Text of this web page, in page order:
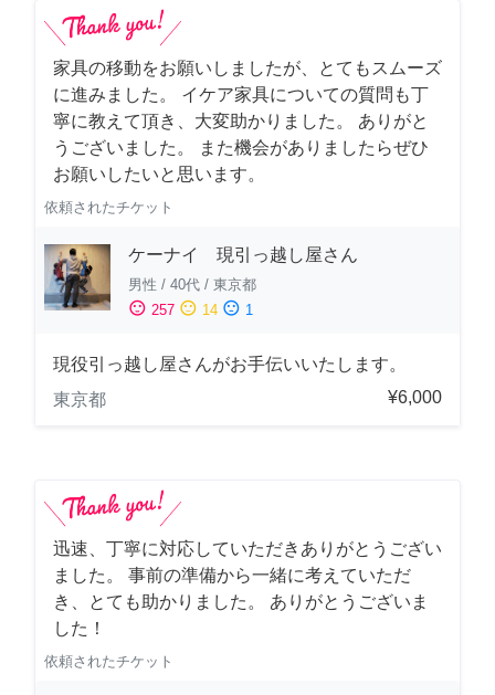
家具の移動をお願いしましたが、とてもスムーズ
に進みました。 イケア家具についての質問も丁
寧に教えて頂き、大変助かりました。 ありがと
うございました。 また機会がありましたらぜひ
お願いしたいと思います。
依頼されたチケット
ケーナイ 現引っ越し屋さん
男性 / 40代 / 東京都
sentiment_satisfied 257 sentiment_neutral 14 sentiment_dissatisfied 1
現役引っ越し屋さんがお手伝いいたします。
東京都
¥6,000
迅速、丁寧に対応していただきありがとうござい
ました。 事前の準備から一緒に考えていただ
き、とても助かりました。 ありがとうございま
した！
依頼されたチケット